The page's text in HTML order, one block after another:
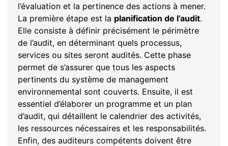
l’évaluation et la pertinence des actions à mener.
La première étape est la planification de l’audit.
Elle consiste à définir précisément le périmètre
de l’audit, en déterminant quels processus,
services ou sites seront audités. Cette phase
permet de s’assurer que tous les aspects
pertinents du système de management
environnemental sont couverts. Ensuite, il est
essentiel d’élaborer un programme et un plan
d’audit, qui détaillent le calendrier des activités,
les ressources nécessaires et les responsabilités.
Enfin, des auditeurs compétents doivent être